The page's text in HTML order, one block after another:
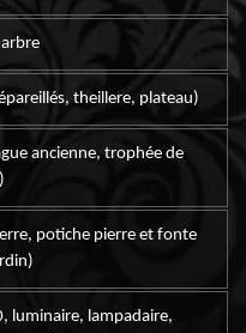
theillere, plateau)
ancienne, trophée de
potiche pierre et fonte
luminaire, lampadaire,